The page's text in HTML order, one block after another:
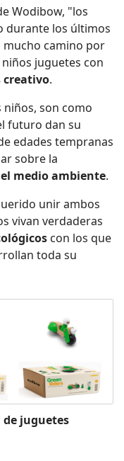
Wodibow, "los
durante los últimos
mucho camino por
juguetes con
creativo.
niños, son como
futuro dan su
edades tempranas
sobre la
medio ambiente.
unir ambos
vivan verdaderas
con los que
toda su
de juguetes